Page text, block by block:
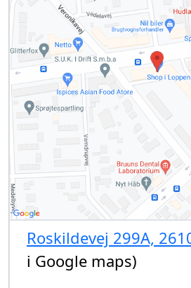
Roskildevej 299A,
i Google maps)